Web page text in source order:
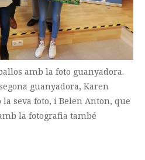
amb la foto guanyadora.
guanyadora, Karen
seva foto, i Belen Anton, que
la fotografia també